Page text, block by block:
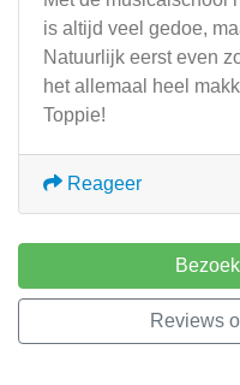
is altijd veel gedoe,
Natuurlijk eerst even
het allemaal heel
Toppie!
Reageer
Reviews